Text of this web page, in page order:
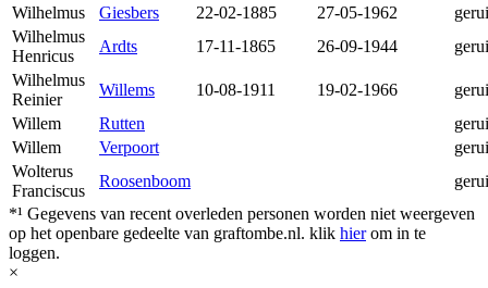
Wilhelmus
Giesbers 22-02-1885 27-05-1962
Wilhelmus
Henricus
Ardts 17-11-1865 26-09-1944
Wilhelmus
Reinier
Willems 10-08-1911 19-02-1966
Willem
Rutten
Willem
Verpoort
Wolterus
Franciscus
Roosenboom
*¹ Gegevens van recent overleden personen worden niet weergeven
op het openbare gedeelte van graftombe.nl. klik hierom in te
loggen.
×